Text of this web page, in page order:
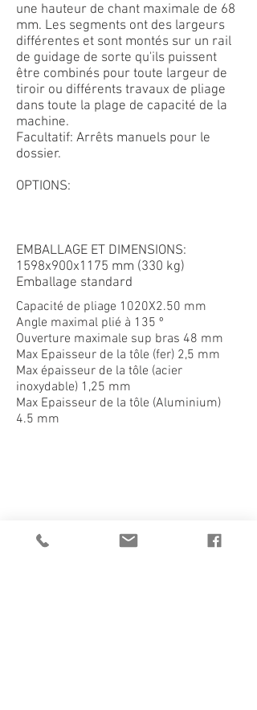
une hauteur de chant maximale de 68
mm. Les segments ont des largeurs
différentes et sont montés sur un rail
de guidage de sorte qu'ils puissent
être combinés pour toute largeur de
tiroir ou différents travaux de pliage
dans toute la plage de capacité de la
machine.
Facultatif: Arrêts manuels pour le
dossier.
OPTIONS:
EMBALLAGE ET DIMENSIONS:
1598x900x1175 mm (330 kg)
Emballage standard
Capacité de pliage 1020X2.50 mm
Angle maximal plié à 135 º
Ouverture maximale sup bras 48 mm
Max Epaisseur de la tôle (fer) 2,5 mm
Max épaisseur de la tôle (acier
inoxydable) 1,25 mm
Max Epaisseur de la tôle (Aluminium)
4.5 mm
HS3S